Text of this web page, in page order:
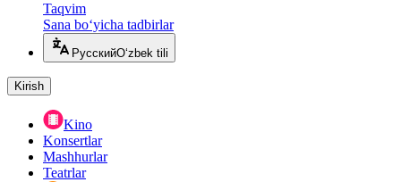
Taqvim
Sana bo‘yicha tadbirlar
РусскийO‘zbek tili
Kirish
Kino
Konsertlar
Mashhurlar
Teatrlar